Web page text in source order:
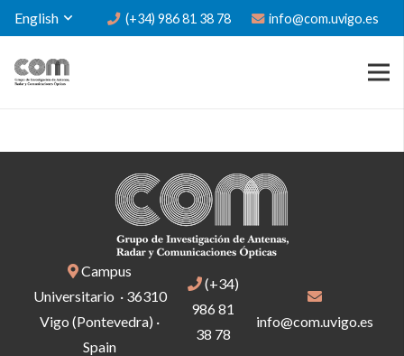
English (+34) 986 81 38 78 info@com.uvigo.es
Campus
Universitario · 36310
Vigo (Pontevedra) ·
Spain
(+34)
986 81
38 78
info@com.uvigo.es